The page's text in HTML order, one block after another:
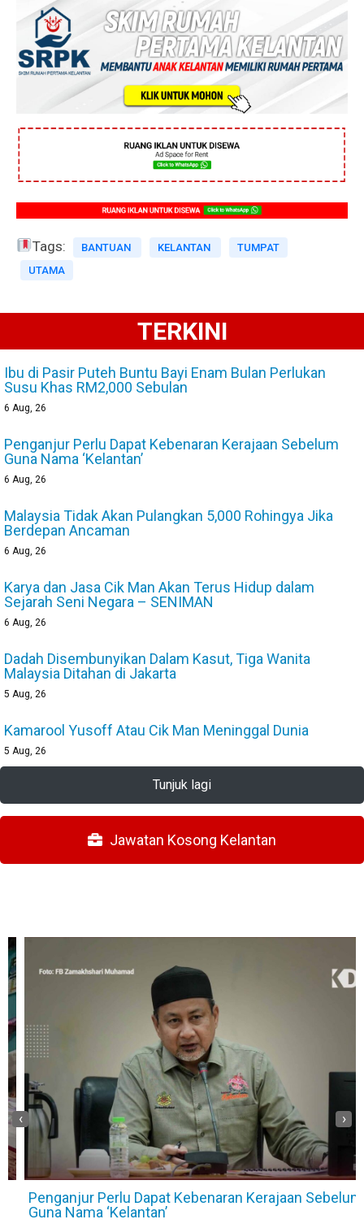
Tags: BANTUAN KELANTAN
TUMPAT
UTAMA
TERKINI
Ibu di Pasir Puteh Buntu Bayi Enam Bulan Perlukan
Susu Khas RM2,000 Sebulan
6 Aug, 26
Penganjur Perlu Dapat Kebenaran Kerajaan Sebelum
Guna Nama ‘Kelantan’
6 Aug, 26
Malaysia Tidak Akan Pulangkan 5,000 Rohingya Jika
Berdepan Ancaman
6 Aug, 26
Karya dan Jasa Cik Man Akan Terus Hidup dalam
Sejarah Seni Negara – SENIMAN
6 Aug, 26
Dadah Disembunyikan Dalam Kasut, Tiga Wanita
Malaysia Ditahan di Jakarta
5 Aug, 26
Kamarool Yusoff Atau Cik Man Meninggal Dunia
5 Aug, 26
Tunjuk lagi
Jawatan Kosong Kelantan
Penganjur Perlu Dapat Kebenaran Kerajaan Sebelum
Guna Nama ‘Kelantan’
‹ ›